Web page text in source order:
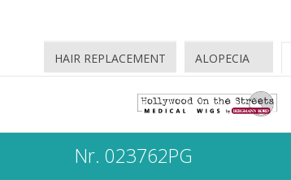
HAIR REPLACEMENT ALOPECIA
Nr. 023762PG